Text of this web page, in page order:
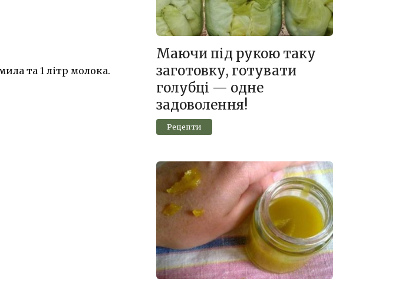
та 1 літр молока.
Маючи під рукою таку
заготовку, готувати
голубці — одне
задоволення!
Рецепти